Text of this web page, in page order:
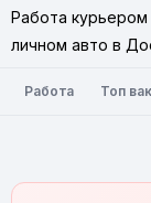
Работа
личном авто в
Работа Топ